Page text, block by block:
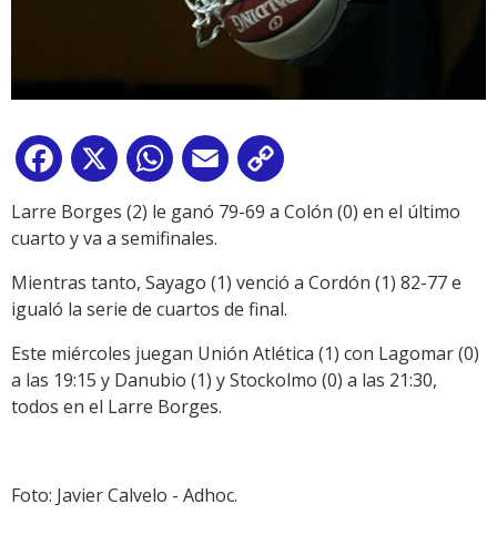
Facebook
X WhatsApp
Email
Link
Larre Borges (2) le ganó 79-69 a Colón (0) en el último
cuarto y va a semifinales.
Mientras tanto, Sayago (1) venció a Cordón (1) 82-77 e
igualó la serie de cuartos de final.
Este miércoles juegan Unión Atlética (1) con Lagomar (0)
a las 19:15 y Danubio (1) y Stockolmo (0) a las 21:30,
todos en el Larre Borges.
Foto: Javier Calvelo - Adhoc.